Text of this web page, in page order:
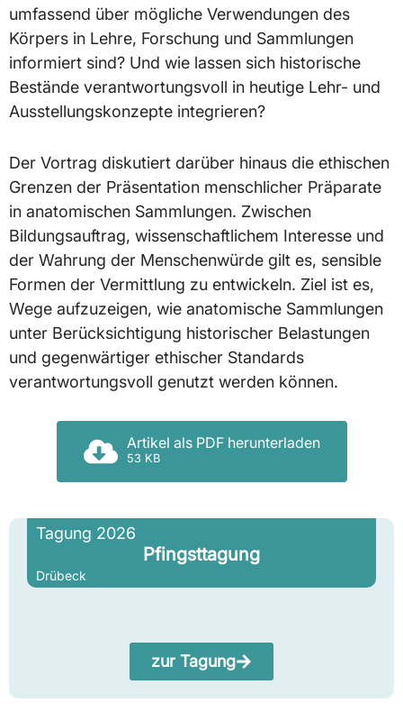
umfassend über mögliche Verwendungen des
Körpers in Lehre, Forschung und Sammlungen
informiert sind? Und wie lassen sich historische
Bestände verantwortungsvoll in heutige Lehr- und
Ausstellungskonzepte integrieren?
Der Vortrag diskutiert darüber hinaus die ethischen
Grenzen der Präsentation menschlicher Präparate
in anatomischen Sammlungen. Zwischen
Bildungsauftrag, wissenschaftlichem Interesse und
der Wahrung der Menschenwürde gilt es, sensible
Formen der Vermittlung zu entwickeln. Ziel ist es,
Wege aufzuzeigen, wie anatomische Sammlungen
unter Berücksichtigung historischer Belastungen
und gegenwärtiger ethischer Standards
verantwortungsvoll genutzt werden können.
Artikel als PDF herunterladen
53 KB
Tagung 2026
Pfingsttagung
Drübeck
zur Tagung